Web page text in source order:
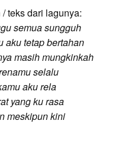
teks dari lagunya:
semua sungguh
aku tetap bertahan
masih mungkinkah
selalu
aku rela
yang ku rasa
meskipun kini